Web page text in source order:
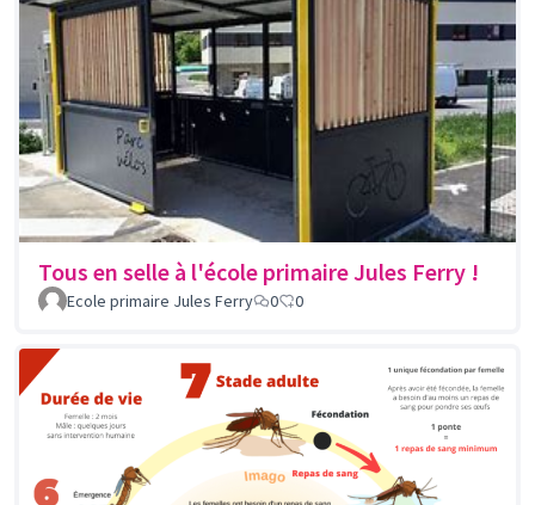
Tous en selle à l'école primaire Jules Ferry !
Ecole primaire Jules Ferry 0 0